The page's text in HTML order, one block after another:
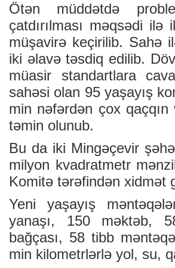
Ötən müddətdə
çatdırılması məqsədi
müşavirə keçirilib. Sahə
iki əlavə təsdiq edilib.
müasir standartlara
sahəsi olan 95 yaşayış
min nəfərdən çox
təmin olunub.
Bu da iki Mingəçevir
milyon kvadratmetr
Komitə tərəfindən xidmət
Yeni yaşayış
yanaşı, 150 məktəb,
bağçası, 58 tibb
min kilometrlərlə yol, su,